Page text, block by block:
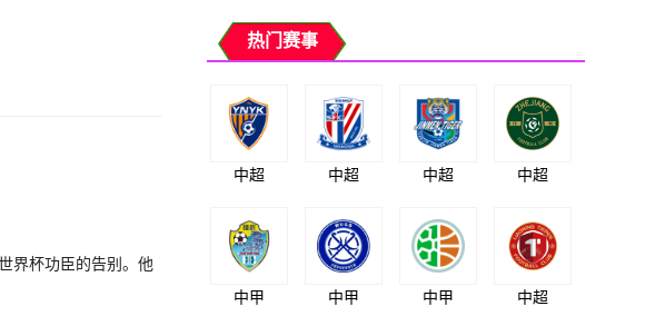
界杯功臣的告别。他
热门赛事
中超 中超 中超 中超
中甲 中甲 中甲 中超